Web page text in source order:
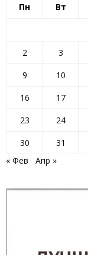
Пн Вт
2
3
9
10
16
17
23
24
30
31
« Фев
Апр »